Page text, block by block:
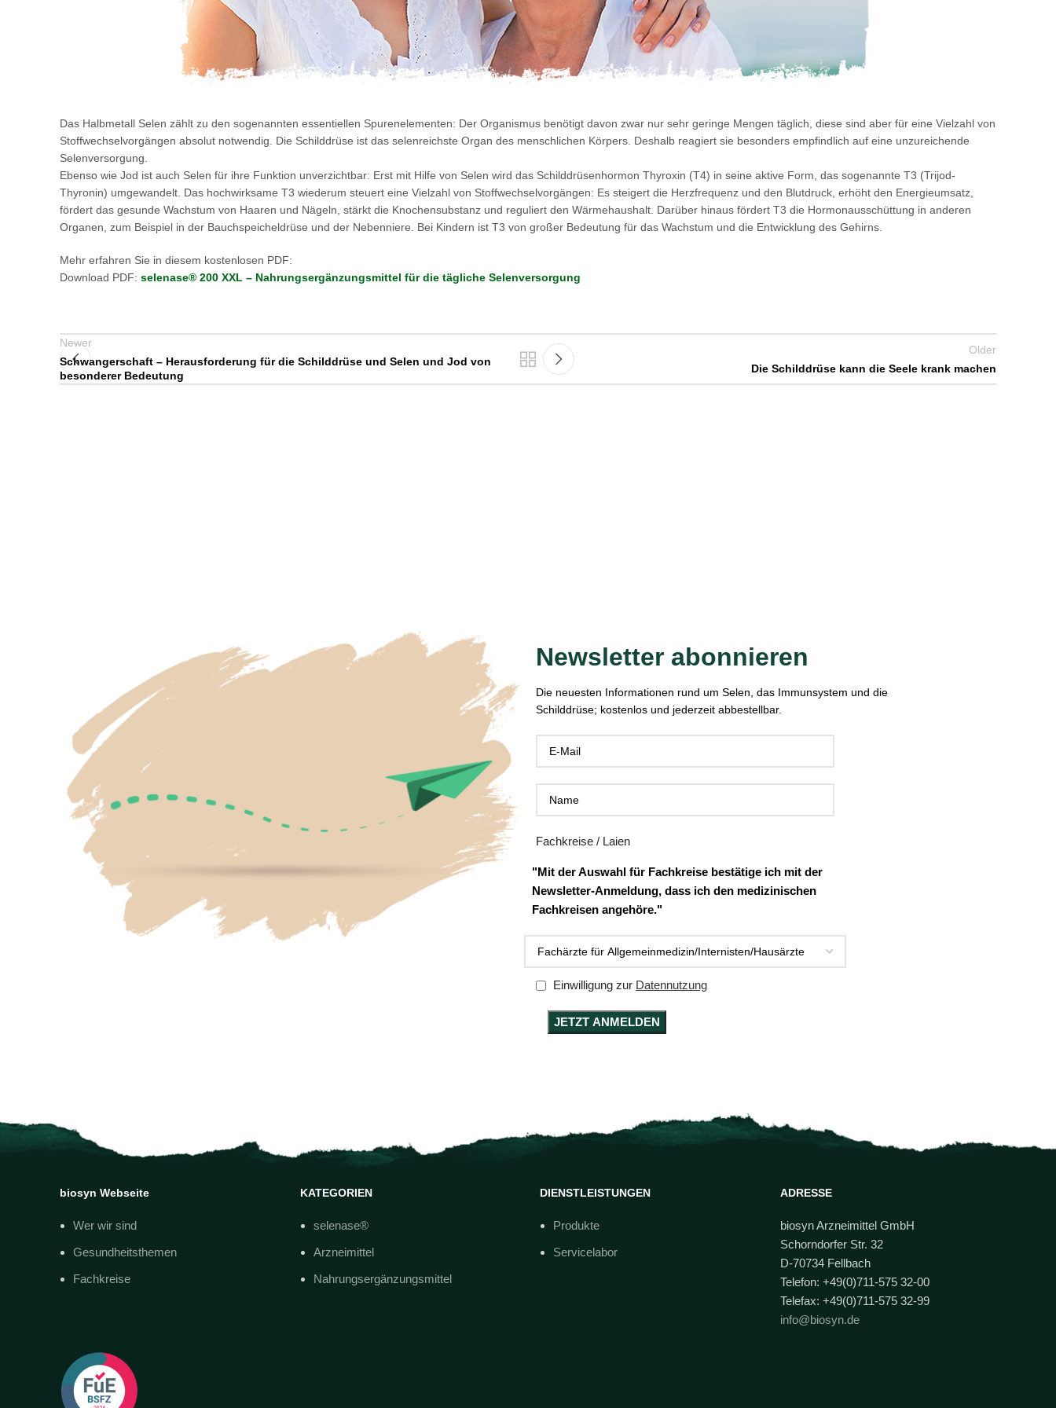
Das Halbmetall Selen zählt zu den sogenannten essentiellen Spurenelementen: Der Organismus benötigt davon zwar nur sehr geringe Mengen täglich, diese sind aber für eine Vielzahl von
Stoffwechselvorgängen absolut notwendig. Die Schilddrüse ist das selenreichste Organ des menschlichen Körpers. Deshalb reagiert sie besonders empfindlich auf eine unzureichende
Selenversorgung.
Ebenso wie Jod ist auch Selen für ihre Funktion unverzichtbar: Erst mit Hilfe von Selen wird das Schilddrüsenhormon Thyroxin (T4) in seine aktive Form, das sogenannte T3 (Trijod-
Thyronin) umgewandelt. Das hochwirksame T3 wiederum steuert eine Vielzahl von Stoffwechselvorgängen: Es steigert die Herzfrequenz und den Blutdruck, erhöht den Energieumsatz,
fördert das gesunde Wachstum von Haaren und Nägeln, stärkt die Knochensubstanz und reguliert den Wärmehaushalt. Darüber hinaus fördert T3 die Hormonausschüttung in anderen
Organen, zum Beispiel in der Bauchspeicheldrüse und der Nebenniere. Bei Kindern ist T3 von großer Bedeutung für das Wachstum und die Entwicklung des Gehirns.
Mehr erfahren Sie in diesem kostenlosen PDF:
Download PDF: selenase® 200 XXL – Nahrungsergänzungsmittel für die tägliche Selenversorgung
Newer
Schwangerschaft – Herausforderung für die Schilddrüse und Selen und Jod von
besonderer Bedeutung
Older
Die Schilddrüse kann die Seele krank machen
Newsletter abonnieren
Die neuesten Informationen rund um Selen, das Immunsystem und die
Schilddrüse; kostenlos und jederzeit abbestellbar.
Fachkreise / Laien
"Mit der Auswahl für Fachkreise bestätige ich mit der
Newsletter-Anmeldung, dass ich den medizinischen
Fachkreisen angehöre."
Einwilligung zur Datennutzung
biosyn Webseite
Wer wir sind
Gesundheitsthemen
Fachkreise
KATEGORIEN
selenase®
Arzneimittel
Nahrungsergänzungsmittel
DIENSTLEISTUNGEN
Produkte
Servicelabor
ADRESSE
biosyn Arzneimittel GmbH
Schorndorfer Str. 32
D-70734 Fellbach
Telefon: +49(0)711-575 32-00
Telefax: +49(0)711-575 32-99
info@biosyn.de